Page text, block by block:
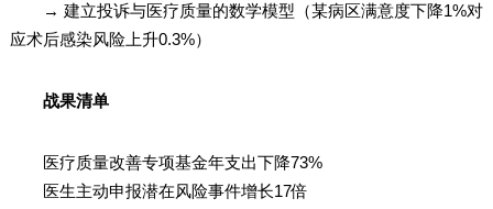
→ 建立投诉与医疗质量的数学模型（某病区满意度下降1%对
应术后感染风险上升0.3%）
战果清单
医疗质量改善专项基金年支出下降73%
医生主动申报潜在风险事件增长17倍